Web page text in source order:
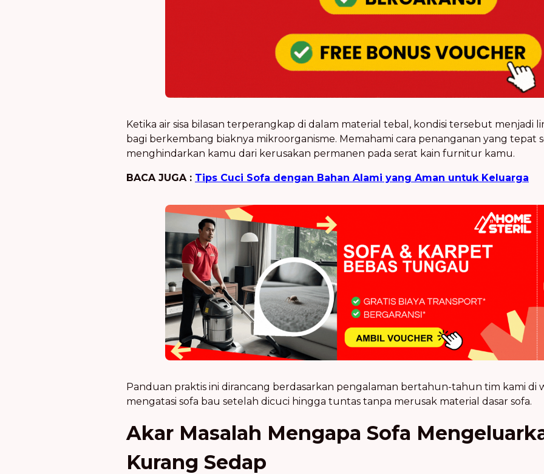
Ketika air sisa bilasan terperangkap di dalam material tebal, kondisi tersebut menjadi
bagi berkembang biaknya mikroorganisme. Memahami cara penanganan yang tepat
menghindarkan kamu dari kerusakan permanen pada serat kain furnitur kamu.
BACA JUGA : Tips Cuci Sofa dengan Bahan Alami yang Aman untuk Keluarga
Panduan praktis ini dirancang berdasarkan pengalaman bertahun-tahun tim kami di
mengatasi sofa bau setelah dicuci hingga tuntas tanpa merusak material dasar sofa.
Akar Masalah Mengapa Sofa
Kurang Sedap